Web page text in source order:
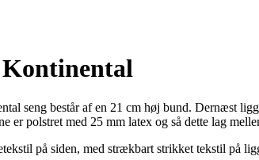
seng består af en 21 cm høj bund. Dernæst
er polstret med 25 mm latex og så dette lag
på siden, med strækbart strikket tekstil på